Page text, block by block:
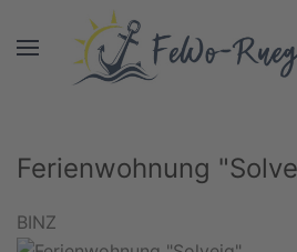
Ferienwohnung
BINZ